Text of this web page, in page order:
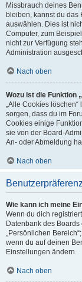
Missbrauch deines
bleiben, kannst du das
auswählen. Dies ist
Computer, zum
nicht zur Verfügung
Administration
Nach oben
Wozu ist die Funktion
„Alle Cookies
sorgen, dass du im
Cookies einige
sie von der Board-
An- oder Abmeldung
Nach oben
Wie kann ich meine
Wenn du dich
Datenbank des
„Persönlichen
wenn du auf deinen
Einstellungen ändern.
Nach oben